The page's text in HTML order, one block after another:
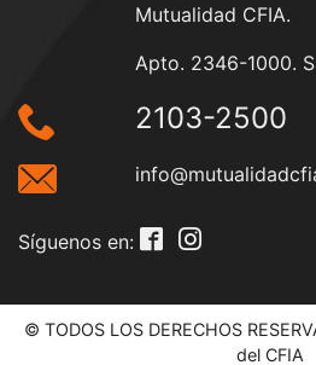
Mutualidad CFIA.
Apto. 2346-1000.
2103-2500
Síguenos en:
© TODOS LOS DERECHOS
del CFIA